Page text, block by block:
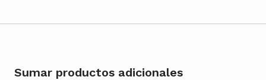
Sumar productos adicionales